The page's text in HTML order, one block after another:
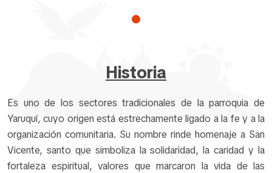
Historia
Es uno de los sectores tradicionales de la parroquia de
Yaruquí, cuyo origen está estrechamente ligado a la fe y a la
organización comunitaria. Su nombre rinde homenaje a San
Vicente, santo que simboliza la solidaridad, la caridad y la
fortaleza espiritual, valores que marcaron la vida de las